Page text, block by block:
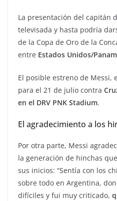
La presentación del capitán
televisada y hasta podría
de la Copa de Oro de la
entre Estados Unidos/
El posible estreno de Messi,
para el 21 de julio contra
en el DRV PNK Stadium.
El agradecimiento a los
Por otra parte, Messi
la generación de hinchas
sus inicios: “Sentía con los
sobre todo en Argentina,
difíciles y fui muy criticado,